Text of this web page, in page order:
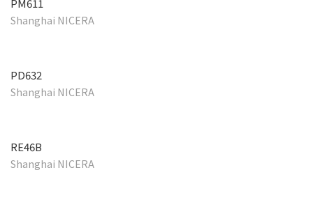
PM611
Shanghai NICERA
PD632
Shanghai NICERA
RE46B
Shanghai NICERA